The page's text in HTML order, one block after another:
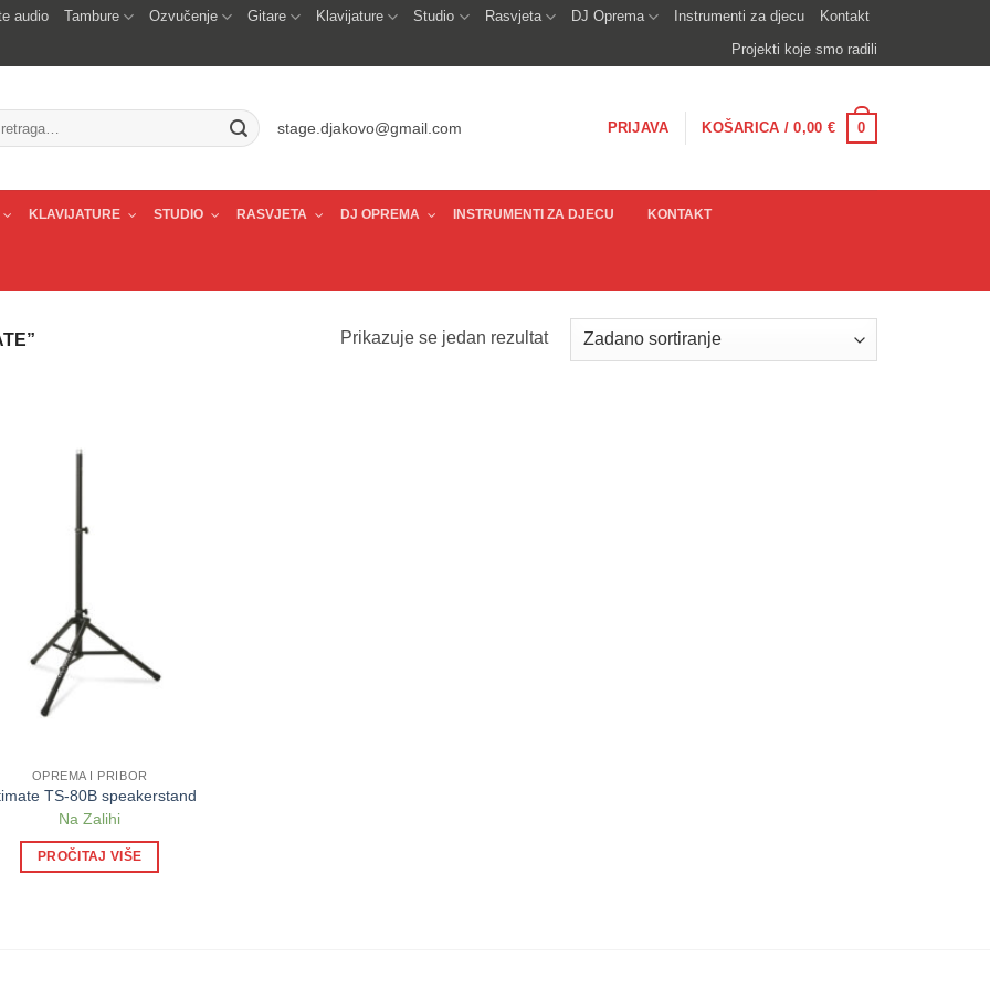
audio Tambure Ozvučenje Gitare Klavijature Studio Rasvjeta DJ Oprema Instrumenti za djecu
Kontakt
Projekti koje smo radili
stage.djakovo@gmail.com PRIJAVA KOŠARICA /0,00 € 0
KLAVIJATURE STUDIO RASVJETA DJ OPREMA INSTRUMENTI ZA DJECU KONTAKT
Prikazuje se jedan rezultat
OPREMA I PRIBOR
TS-80B speakerstand
Na Zalihi
PROČITAJ VIŠE